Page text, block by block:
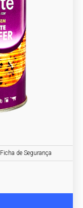
Ficha de Segurança